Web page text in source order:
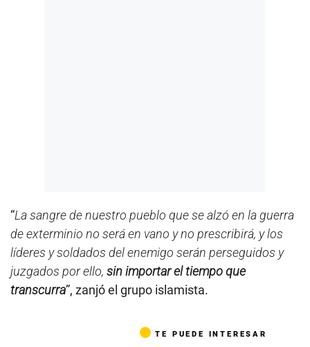
“La sangre de nuestro pueblo que se alzó en la guerra
de exterminio no será en vano y no prescribirá, y los
líderes y soldados del enemigo serán perseguidos y
juzgados por ello, sin importar el tiempo que
transcurra”, zanjó el grupo islamista.
TE PUEDE INTERESAR